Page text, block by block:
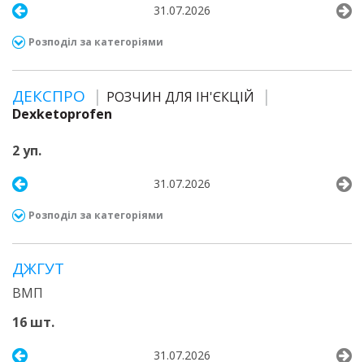
31.07.2026
Розподіл за категоріями
ДЕКСПРО
РОЗЧИН ДЛЯ ІН'ЄКЦІЙ
Dexketoprofen
2 уп.
31.07.2026
Розподіл за категоріями
ДЖГУТ
ВМП
16 шт.
31.07.2026